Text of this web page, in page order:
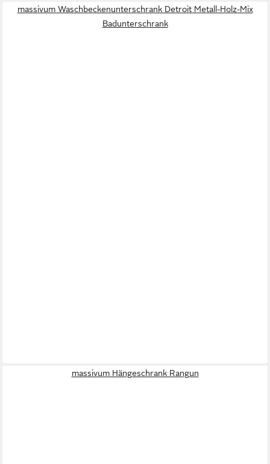
massivum Waschbeckenunterschrank Detroit Metall-Holz-Mix
Badunterschrank
massivum Hängeschrank Rangun